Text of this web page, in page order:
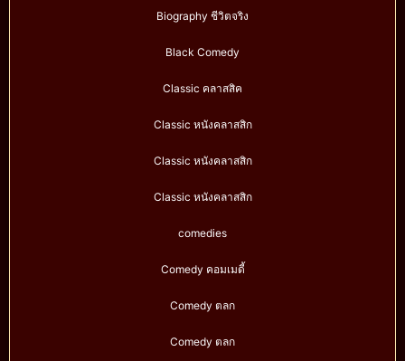
Biography ชีวิตจริง
Black Comedy
Classic คลาสสิค
Classic หนังคลาสสิก
Classic หนังคลาสสิก
Classic หนังคลาสสิก
comedies
Comedy คอมเมดี้
Comedy ตลก
Comedy ตลก